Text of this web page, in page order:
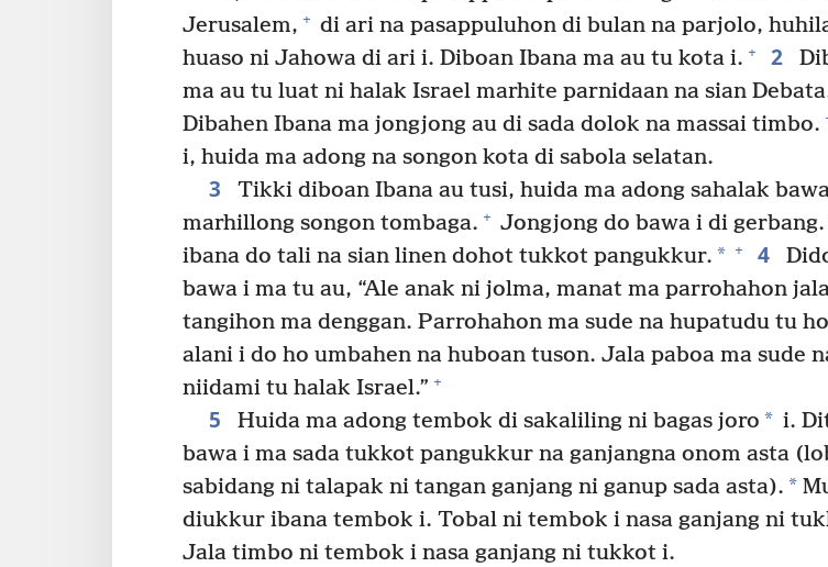
Jerusalem, + di ari na pasappuluhon di bulan na parjolo,
huaso ni Jahowa di ari i. Diboan Ibana ma au tu kota i. + 2
ma au tu luat ni halak Israel marhite parnidaan na sian
Dibahen Ibana ma jongjong au di sada dolok na massai timbo.
i, huida ma adong na songon kota di sabola selatan.
3
Tikki diboan Ibana au tusi, huida ma adong sahalak
marhillong songon tombaga. + Jongjong do bawa i di
ibana do tali na sian linen dohot tukkot pangukkur. * + 4
bawa i ma tu au, “Ale anak ni jolma, manat ma parrohahon
tangihon ma denggan. Parrohahon ma sude na hupatudu tu
alani i do ho umbahen na huboan tuson. Jala paboa ma sude
niidami tu halak Israel.” +
5 Huida ma adong tembok di sakaliling ni bagas joro * i.
bawa i ma sada tukkot pangukkur na ganjangna onom asta
sabidang ni talapak ni tangan ganjang ni ganup sada asta). *
diukkur ibana tembok i. Tobal ni tembok i nasa ganjang ni
Jala timbo ni tembok i nasa ganjang ni tukkot i.